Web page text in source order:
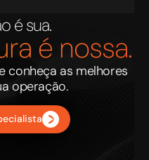
é sua.
é nossa.
conheça as melhores
operação.